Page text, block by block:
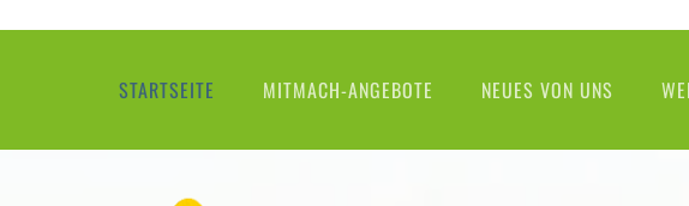
STARTSEITE MITMACH-ANGEBOTE NEUES VON UNS